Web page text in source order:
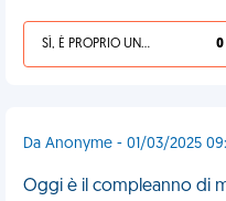
SÌ, È PROPRIO UNA VDM! 0
Da Anonyme - 01/03/2025
Oggi è il compleanno di